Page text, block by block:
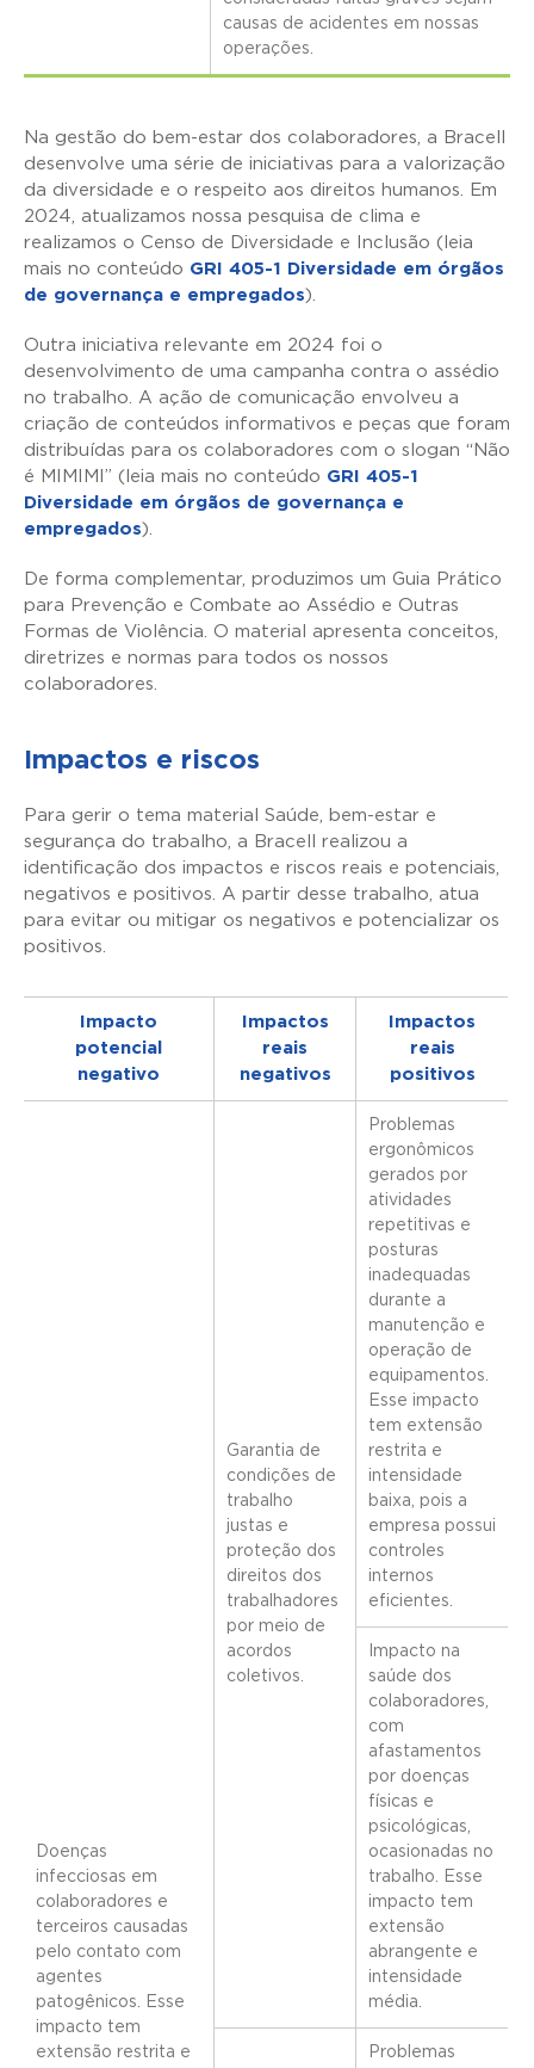
causas de acidentes em nossas
operações.
Na gestão do bem-estar dos colaboradores, a Bracell
desenvolve uma série de iniciativas para a valorização
da diversidade e o respeito aos direitos humanos. Em
2024, atualizamos nossa pesquisa de clima e
realizamos o Censo de Diversidade e Inclusão (leia
mais no conteúdo GRI 405-1 Diversidade em órgãos
de governança e empregados).
Outra iniciativa relevante em 2024 foi o
desenvolvimento de uma campanha contra o assédio
no trabalho. A ação de comunicação envolveu a
criação de conteúdos informativos e peças que foram
distribuídas para os colaboradores com o slogan “Não
é MIMIMI” (leia mais no conteúdo GRI 405-1
Diversidade em órgãos de governança e
empregados).
De forma complementar, produzimos um Guia Prático
para Prevenção e Combate ao Assédio e Outras
Formas de Violência. O material apresenta conceitos,
diretrizes e normas para todos os nossos
colaboradores.
Impactos e riscos
Para gerir o tema material Saúde, bem-estar e
segurança do trabalho, a Bracell realizou a
identificação dos impactos e riscos reais e potenciais,
negativos e positivos. A partir desse trabalho, atua
para evitar ou mitigar os negativos e potencializar os
positivos.
Impacto
potencial
negativo
Impactos
reais
negativos
Impactos
reais
positivos
Doenças
infecciosas em
colaboradores e
terceiros causadas
pelo contato com
agentes
patogênicos. Esse
impacto tem
extensão restrita e
Garantia de
condições de
trabalho
justas e
proteção dos
direitos dos
trabalhadores
por meio de
acordos
coletivos.
Problemas
ergonômicos
gerados por
atividades
repetitivas e
posturas
inadequadas
durante a
manutenção e
operação de
equipamentos.
Esse impacto
tem extensão
restrita e
intensidade
baixa, pois a
empresa possui
controles
internos
eficientes.
Impacto na
saúde dos
colaboradores,
com
afastamentos
por doenças
físicas e
psicológicas,
ocasionadas no
trabalho. Esse
impacto tem
extensão
abrangente e
intensidade
média.
Problemas